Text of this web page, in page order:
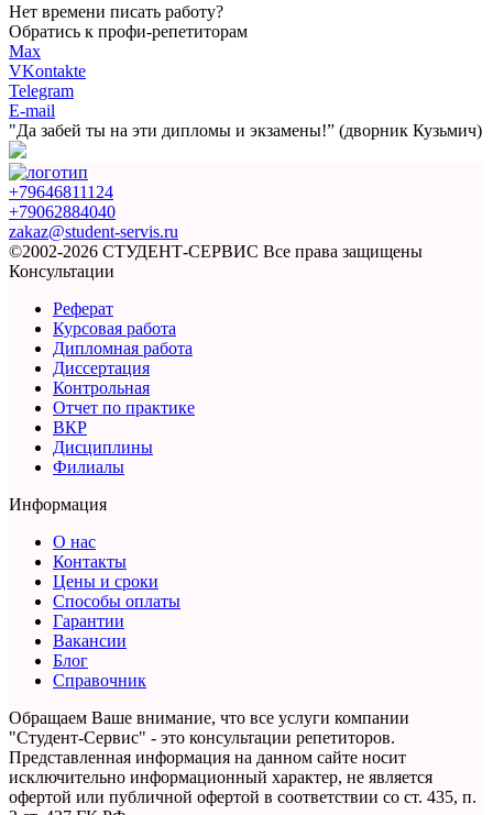
Нет времени писать работу?
Обратись к профи-репетиторам
Max
VKontakte
Telegram
E-mail
"Да забей ты на эти дипломы и экзамены!” (дворник Кузьмич)
+79646811124
+79062884040
zakaz@student-servis.ru
©2002-2026 СТУДЕНТ-СЕРВИС Все права защищены
Консультации
Реферат
Курсовая работа
Дипломная работа
Диссертация
Контрольная
Отчет по практике
ВКР
Дисциплины
Филиалы
Информация
О нас
Контакты
Цены и сроки
Способы оплаты
Гарантии
Вакансии
Блог
Справочник
Обращаем Ваше внимание, что все услуги компании
"Студент-Сервис" - это консультации репетиторов.
Представленная информация на данном сайте носит
исключительно информационный характер, не является
офертой или публичной офертой в соответствии со ст. 435, п.